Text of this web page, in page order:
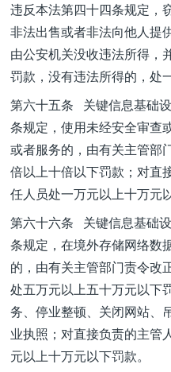
违反本法第四十四条规定，
非法出售或者非法向他人提
由公安机关没收违法所得，
罚款，没有违法所得的，处
第六十五条 关键信息基础
条规定，使用未经安全审查
或者服务的，由有关主管部
倍以上十倍以下罚款；对直
任人员处一万元以上十万元
第六十六条 关键信息基础
条规定，在境外存储网络数
的，由有关主管部门责令改
处五万元以上五十万元以下
务、停业整顿、关闭网站、
业执照；对直接负责的主管
元以上十万元以下罚款。